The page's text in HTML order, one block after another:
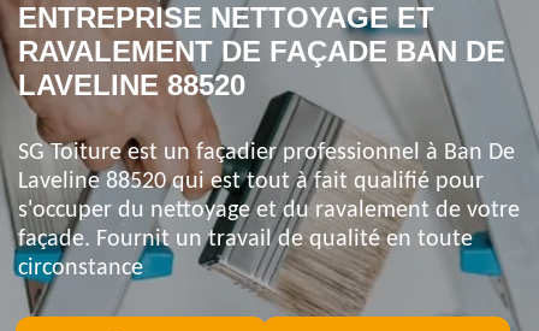
ENTREPRISE NETTOYAGE ET
RAVALEMENT DE FAÇADE BAN DE
LAVELINE 88520
SG Toiture est un façadier professionnel à Ban De
Laveline 88520 qui est tout à fait qualifié pour
s'occuper du nettoyage et du ravalement de votre
façade. Fournit un travail de qualité en toute
circonstance